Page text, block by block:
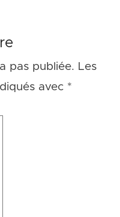
pas publiée. Les
avec *